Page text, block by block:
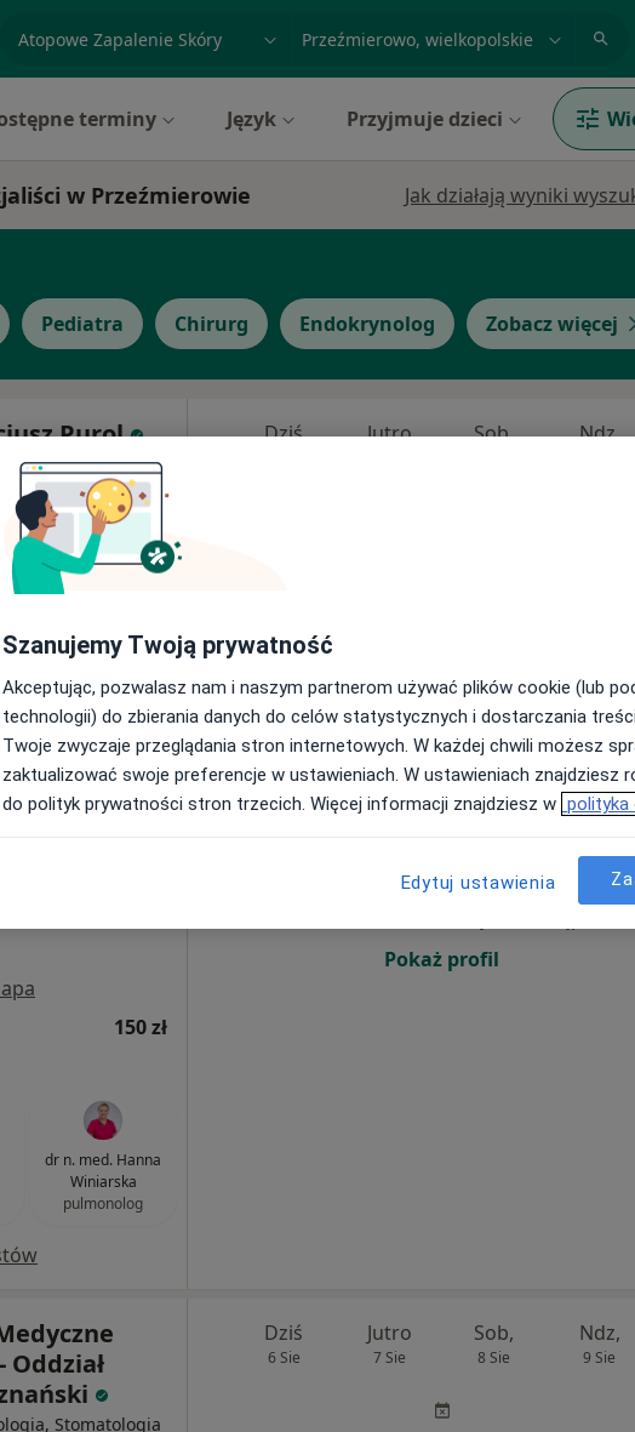
specjalizacja, badanie lub nazwiskomiasto lub dzielnica
terminy Język Przyjmuje dzieci
w Przeźmierowie Jak działają wyniki
Pediatra Chirurg Endokrynolog Zobacz więcej
Purol
opinii
od 200 zł
Dziś Jutro Sob, Ndz,
Kardiologia,
opinie
150 zł
dr n. med. Hanna
Winiarska
pulmonolog
Dziś Jutro Sob, Ndz,
Pokaż profil
Oddział
Stomatologia
Dziś
6 Sie
Jutro
7 Sie
Sob,
8 Sie
Ndz,
9 Sie
Szanujemy Twoją prywatność
Akceptując, pozwalasz nam i naszym partnerom używać plików cookie (lub
technologii) do zbierania danych do celów statystycznych i dostarczania
Twoje zwyczaje przeglądania stron internetowych. W każdej chwili możesz
zaktualizować swoje preferencje w ustawieniach. W ustawieniach znajdziesz
do polityk prywatności stron trzecich. Więcej informacji znajdziesz w polityka
Edytuj ustawienia